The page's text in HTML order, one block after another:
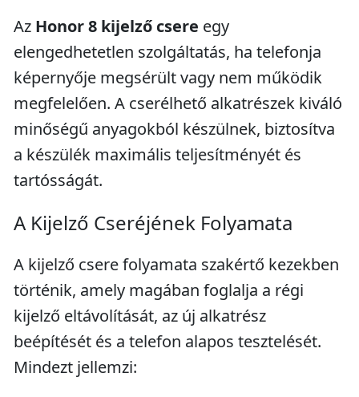
Az Honor 8 kijelző csere egy
elengedhetetlen szolgáltatás, ha telefonja
képernyője megsérült vagy nem működik
megfelelően. A cserélhető alkatrészek kiváló
minőségű anyagokból készülnek, biztosítva
a készülék maximális teljesítményét és
tartósságát.
A Kijelző Cseréjének Folyamata
A kijelző csere folyamata szakértő kezekben
történik, amely magában foglalja a régi
kijelző eltávolítását, az új alkatrész
beépítését és a telefon alapos tesztelését.
Mindezt jellemzi: